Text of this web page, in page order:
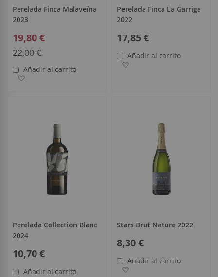
Perelada Finca Malaveïna
2023
Special
Price
19,80 €
Regular
Price
22,00 €
Añadir al carrito
Perelada Finca La Garriga
2022
17,85 €
Añadir al carrito
Perelada Collection Blanc
2024
10,70 €
Añadir al carrito
Stars Brut Nature 2022
8,30 €
Añadir al carrito